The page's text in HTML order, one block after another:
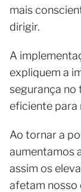
mais
dirigir.
A
expliquem a
segurança no
eficiente para
Ao tornar a
aumentamos
assim os
afetam nosso